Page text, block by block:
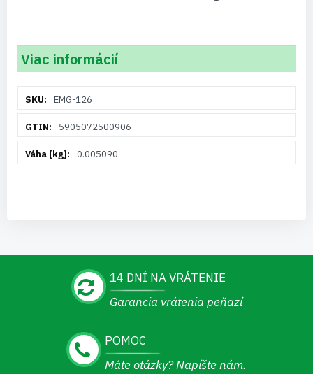
Viac informácií
informáciíEMG-126
5905072500906
0.005090
14 DNÍ NA VRÁTENIE
Garancia vrátenia peňazí
POMOC
Máte otázky? Napíšte nám.